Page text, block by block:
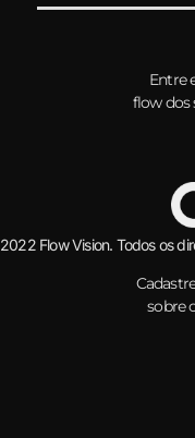
Entre
flow dos
2022 Flow Vision. Todos os
sobre